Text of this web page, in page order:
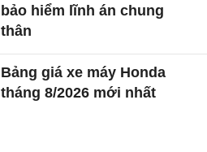
bảo hiểm lĩnh án chung
thân
Bảng giá xe máy Honda
tháng 8/2026 mới nhất